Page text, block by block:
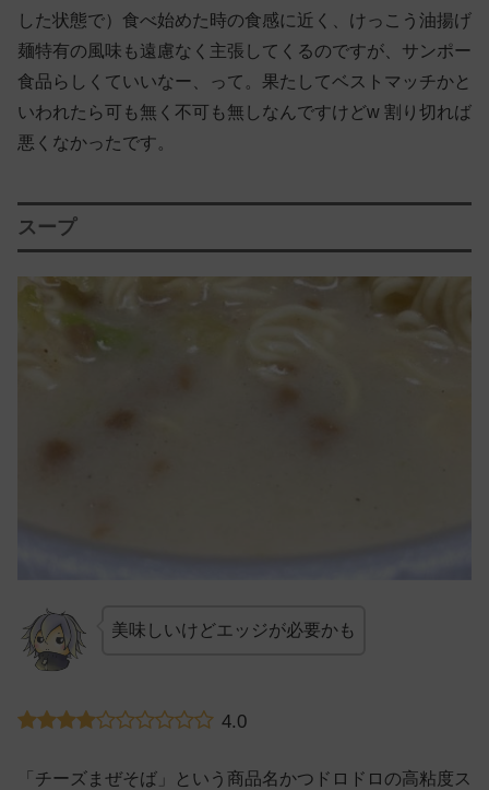
した状態で）食べ始めた時の食感に近く、けっこう油揚げ
麺特有の風味も遠慮なく主張してくるのですが、サンポー
食品らしくていいなー、って。果たしてベストマッチかと
いわれたら可も無く不可も無しなんですけどw 割り切れば
悪くなかったです。
スープ
美味しいけどエッジが必要かも
4.0
「チーズまぜそば」という商品名かつドロドロの高粘度ス